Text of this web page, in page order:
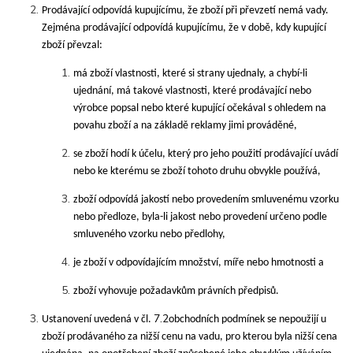
Prodávající odpovídá kupujícímu, že zboží při převzetí nemá vady.
Zejména prodávající odpovídá kupujícímu, že v době, kdy kupující
zboží převzal:
má zboží vlastnosti, které si strany ujednaly, a chybí-li
ujednání, má takové vlastnosti, které prodávající nebo
výrobce popsal nebo které kupující očekával s ohledem na
povahu zboží a na základě reklamy jimi prováděné,
se zboží hodí k účelu, který pro jeho použití prodávající uvádí
nebo ke kterému se zboží tohoto druhu obvykle používá,
zboží odpovídá jakostí nebo provedením smluvenému vzorku
nebo předloze, byla-li jakost nebo provedení určeno podle
smluveného vzorku nebo předlohy,
je zboží v odpovídajícím množství, míře nebo hmotnosti a
zboží vyhovuje požadavkům právních předpisů.
Ustanovení uvedená v čl. 7.2obchodních podmínek se nepoužijí u
zboží prodávaného za nižší cenu na vadu, pro kterou byla nižší cena